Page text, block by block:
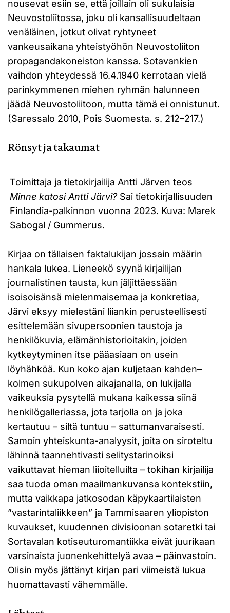
nousevat esiin se, että joillain oli sukulaisia
Neuvostoliitossa, joku oli kansallisuudeltaan
venäläinen, jotkut olivat ryhtyneet
vankeusaikana yhteistyöhön Neuvostoliiton
propagandakoneiston kanssa. Sotavankien
vaihdon yhteydessä 16.4.1940 kerrotaan vielä
parinkymmenen miehen ryhmän halunneen
jäädä Neuvostoliitoon, mutta tämä ei onnistunut.
(Saressalo 2010, Pois Suomesta. s. 212–217.)
Rönsyt ja takaumat
Toimittaja ja tietokirjailija Antti Järven teos
Minne katosi Antti Järvi? Sai tietokirjallisuuden
Finlandia-palkinnon vuonna 2023. Kuva: Marek
Sabogal / Gummerus.
Kirjaa on tällaisen faktalukijan jossain määrin
hankala lukea. Lieneekö syynä kirjailijan
journalistinen tausta, kun jäljittäessään
isoisoisänsä mielenmaisemaa ja konkretiaa,
Järvi eksyy mielestäni liiankin perusteellisesti
esittelemään sivupersoonien taustoja ja
henkilökuvia, elämänhistorioitakin, joiden
kytkeytyminen itse pääasiaan on usein
löyhähköä. Kun koko ajan kuljetaan kahden–
kolmen sukupolven aikajanalla, on lukijalla
vaikeuksia pysytellä mukana kaikessa siinä
henkilögalleriassa, jota tarjolla on ja joka
kertautuu – siltä tuntuu – sattumanvaraisesti.
Samoin yhteiskunta-analyysit, joita on siroteltu
lähinnä taannehtivasti selitystarinoiksi
vaikuttavat hieman liioitelluilta – tokihan kirjailija
saa tuoda oman maailmankuvansa kontekstiin,
mutta vaikkapa jatkosodan käpykaartilaisten
”vastarintaliikkeen” ja Tammisaaren yliopiston
kuvaukset, kuudennen divisioonan sotaretki tai
Sortavalan kotiseuturomantiikka eivät juurikaan
varsinaista juonenkehittelyä avaa – päinvastoin.
Olisin myös jättänyt kirjan pari viimeistä lukua
huomattavasti vähemmälle.